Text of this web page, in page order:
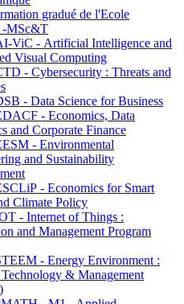
gradué de l'Ecole
-MSc&T
ViC - Artificial Intelligence and
Visual Computing
- Cybersecurity : Threats and
- Data Science for Business
- Economics, Data
and Corporate Finance
- Environmental
and Sustainability
- Economics for Smart
Climate Policy
- Internet of Things :
and Management Program
- Energy Environment :
Technology & Management